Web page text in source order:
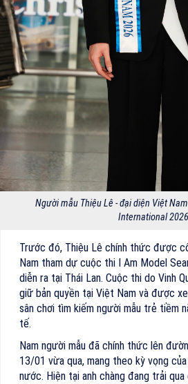
Người mẫu Thiệu Lê - đại diện Việt
International
Trước đó, Thiệu Lê chính thức được
Nam tham dự cuộc thi I Am Model
diễn ra tại Thái Lan. Cuộc thi do Vinh
giữ bản quyền tại Việt Nam và được
sân chơi tìm kiếm người mẫu trẻ tiềm
tế.
Nam người mẫu đã chính thức lên
13/01 vừa qua, mang theo kỳ vọng
nước. Hiện tại anh chàng đang trải